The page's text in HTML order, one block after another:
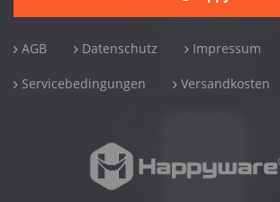
AGB Datenschutz Impressum
Servicebedingungen Versandkosten